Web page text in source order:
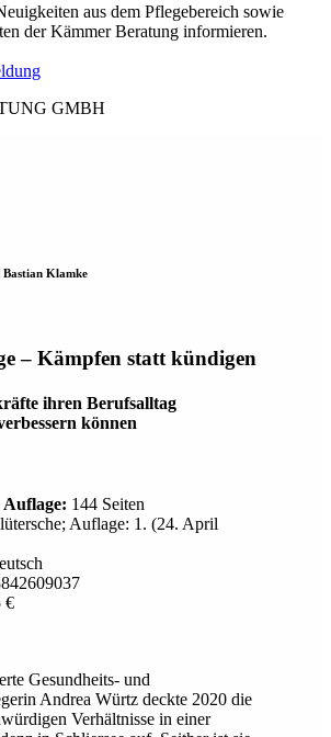
aus dem Pflegebereich sowie
der Kämmer Beratung informieren.
GMBH
Klamke
– Kämpfen statt kündigen
ihren Berufsalltag
können
Auflage: 144 Seiten
Auflage: 1. (24. April
€
Gesundheits- und
Andrea Würtz deckte 2020 die
Verhältnisse in einer